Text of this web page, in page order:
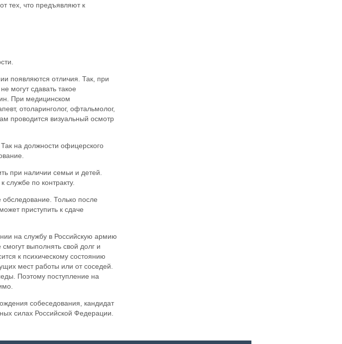
тех, что предъявляют к
появляются отличия. Так, при
могут сдавать такое
При медицинском
отоларинголог, офтальмолог,
проводится визуальный осмотр
на должности офицерского
при наличии семьи и детей.
службе по контракту.
Только после
приступить к сдаче
на службу в Российскую армию
выполнять свой долг и
к психическому состоянию
мест работы или от соседей.
Поэтому поступление на
собеседования, кандидат
силах Российской Федерации.